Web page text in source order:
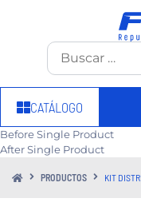
CATÁLOGO
Before Single Product
After Single Product
PRODUCTOS KIT